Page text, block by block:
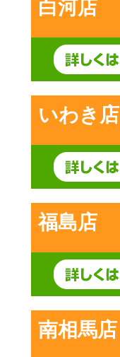
白河店
いわき店
福島店
南相馬店